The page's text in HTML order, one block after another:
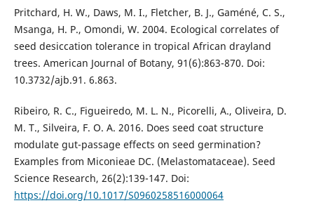
Pritchard, H. W., Daws, M. I., Fletcher, B. J., Gaméné, C. S.,
Msanga, H. P., Omondi, W. 2004. Ecological correlates of
seed desiccation tolerance in tropical African drayland
trees. American Journal of Botany, 91(6):863-870. Doi:
10.3732/ajb.91. 6.863.
Ribeiro, R. C., Figueiredo, M. L. N., Picorelli, A., Oliveira, D.
M. T., Silveira, F. O. A. 2016. Does seed coat structure
modulate gut-passage effects on seed germination?
Examples from Miconieae DC. (Melastomataceae). Seed
Science Research, 26(2):139-147. Doi:
https://doi.org/10.1017/S0960258516000064